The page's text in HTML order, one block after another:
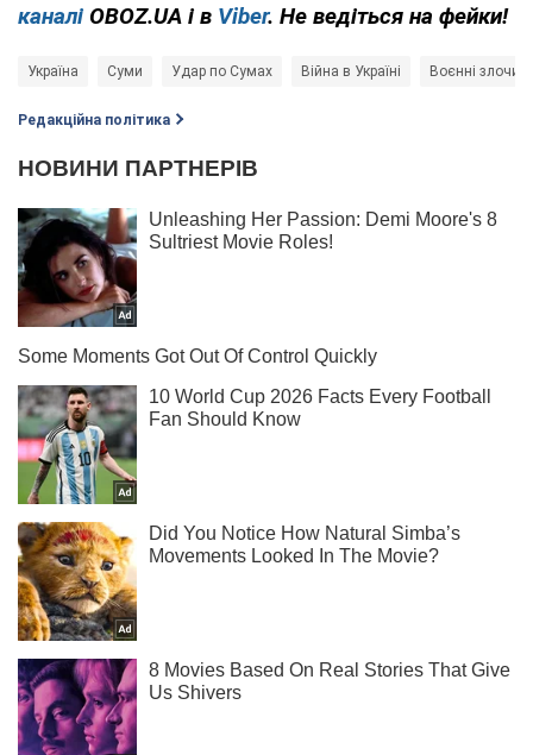
каналі OBOZ.UA і в Viber. Не ведіться на фейки!
Україна Суми Удар по Сумах Війна в Україні Воєнні
Редакційна політика